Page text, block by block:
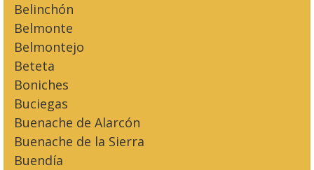
Belinchón
Belmonte
Belmontejo
Beteta
Boniches
Buciegas
Buenache de Alarcón
Buenache de la Sierra
Buendía